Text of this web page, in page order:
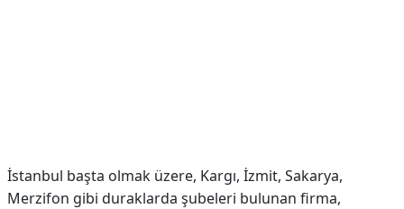
İstanbul başta olmak üzere, Kargı, İzmit, Sakarya,
Merzifon gibi duraklarda şubeleri bulunan firma,